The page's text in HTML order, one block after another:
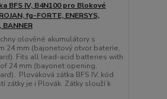
BFS IV, B4N100 pro Blokové
fg-FORTE, ENERSYS,
BANNER
olověné akumulátory s
24 mm (bajonetový otvor baterie,
Fits all lead-acid batteries with
24 mm (bayonet opening,
Plováková zátka BFS IV, kód
zátky je i Plovák. Zátky slouží k